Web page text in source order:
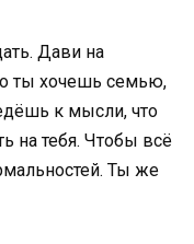
Дави на
ты хочешь семью,
к мысли, что
на тебя. Чтобы всё
Ты же